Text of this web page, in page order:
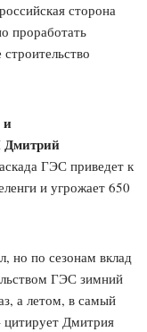
сторона
проработать
и
Дмитрий
ГЭС приведет к
и угрожает 650
но по сезонам вклад
ГЭС зимний
а летом, в самый
цитирует Дмитрия